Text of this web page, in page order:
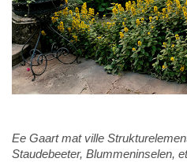
Ee Gaart mat ville
Staudebeeter, Blummeninselen,